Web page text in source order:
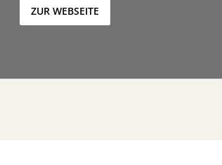
ZUR WEBSEITE